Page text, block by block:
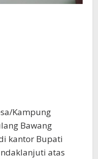
Kampung
Bawang
kantor Bupati
atas